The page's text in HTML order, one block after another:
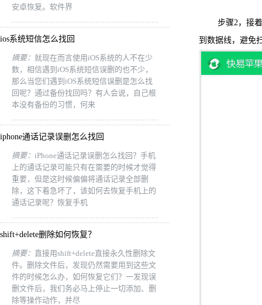
安卓恢复。软件界
ios系统短信怎么找回
摘要： 就现在而言使用iOS系统的人不在少
数，相信遇到iOS系统短信误删的也不少，
那么当您们遇到iOS系统短信误删是怎么找
回呢？通过备份找回吗？有人会说，自己根
本没有备份的习惯，何来
iphone通话记录误删怎么找回
摘要： iPhone通话记录误删怎么找回？手机
上的通话记录可能只有在需要的时候才觉得
重要，但是这时候偏偏将通话记录全部删
除，这下着急坏了，该如何去恢复手机上的
通话记录呢？恢复手机
shift+delete删除如何恢复？
摘要： 直接用shift+delete直接永久性删除文
件。删除文件后，发现仍然需要用到这些文
件的时候怎么办，如何恢复它们？一发现误
删文件后，我们务必马上停止一切添加、删
除等操作动作，并尽
步骤2，接着点
到数据线，避免